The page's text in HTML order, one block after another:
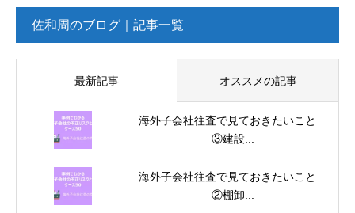
佐和周のブログ｜記事一覧
最新記事 オススメの記事
海外子会社往査で見ておきたいこと
③建設...
海外子会社往査で見ておきたいこと
②棚卸...